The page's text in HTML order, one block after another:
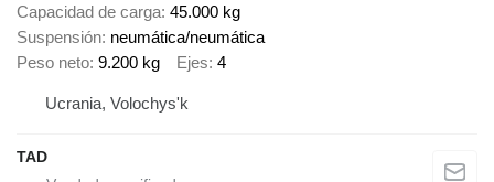
Capacidad de carga 45.000 kg
Suspensión neumática/neumática
Peso neto 9.200 kg Ejes 4
Ucrania, Volochys'k
TAD